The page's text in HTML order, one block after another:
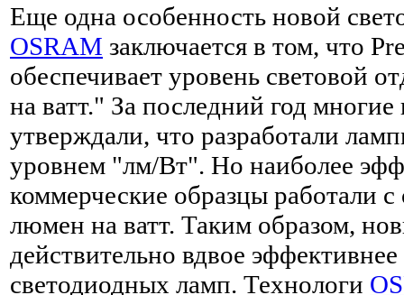
Еще одна особенность новой
OSRAM заключается в том, что
обеспечивает уровень световой
на ватт." За последний год
утверждали, что разработали
уровнем "лм/Вт". Но наиболее
коммерческие образцы работали
люмен на ватт. Таким образом,
действительно вдвое
светодиодных ламп. Технологи